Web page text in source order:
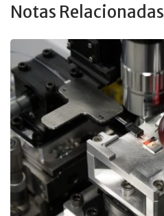
Notas Relacionadas